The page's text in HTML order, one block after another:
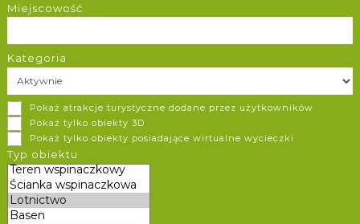
Miejscowość
Kategoria
Pokaż atrakcje turystyczne dodane przez użytkowników
Pokaż tylko obiekty 3D
Pokaż tylko obiekty posiadające wirtualne wycieczki
Typ obiektu
Dzwono-Sierbowice
Loty motolotnią nad Jurą Krakowsko-Częstochowską
więcej >>